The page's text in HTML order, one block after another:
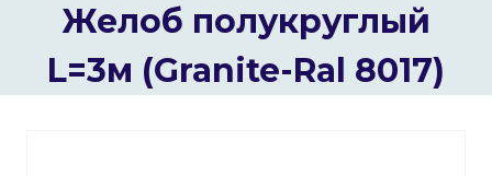
Желоб полукруглый
L=3м (Granite-Ral 8017)